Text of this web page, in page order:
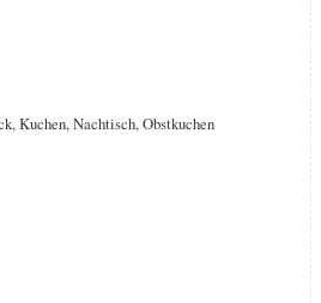
Kuchen, Nachtisch, Obstkuchen